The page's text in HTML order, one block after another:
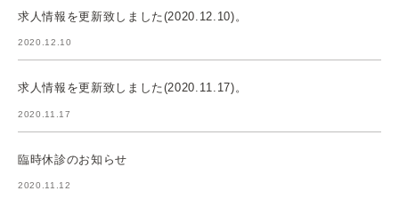
求人情報を更新致しました(2020.12.10)。
2020.12.10
求人情報を更新致しました(2020.11.17)。
2020.11.17
臨時休診のお知らせ
2020.11.12